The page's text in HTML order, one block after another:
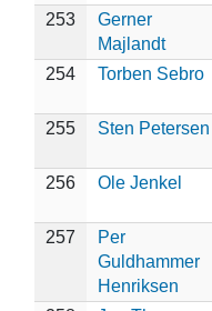
253
Gerner
Majlandt
254 Torben Sebro
255 Sten Petersen
256 Ole Jenkel
257
Per
Guldhammer
Henriksen